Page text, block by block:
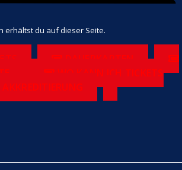
erhältst du auf dieser Seite.
DAUERKARTEN
WO KANN ICH TICKETS
AKKREDITIERUNG